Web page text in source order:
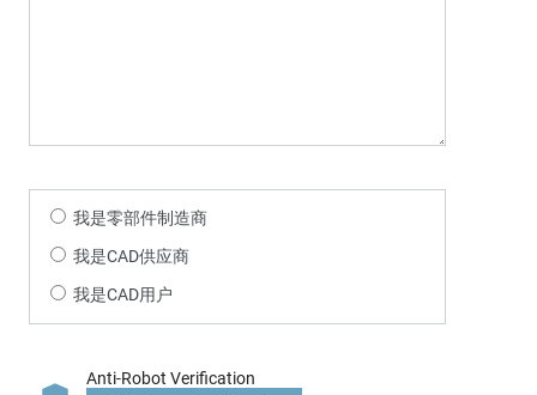
我是零部件制造商
我是CAD供应商
我是CAD用户
Anti-Robot Verification